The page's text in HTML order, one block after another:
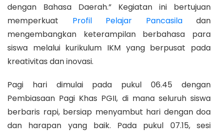
dengan Bahasa Daerah.” Kegiatan ini bertujuan
memperkuat Profil Pelajar Pancasiladan
mengembangkan keterampilan berbahasa para
siswa melalui kurikulum IKM yang berpusat pada
kreativitas dan inovasi.
Pagi hari dimulai pada pukul 06.45 dengan
Pembiasaan Pagi Khas PGII, di mana seluruh siswa
berbaris rapi, bersiap menyambut hari dengan doa
dan harapan yang baik. Pada pukul 07.15, sesi